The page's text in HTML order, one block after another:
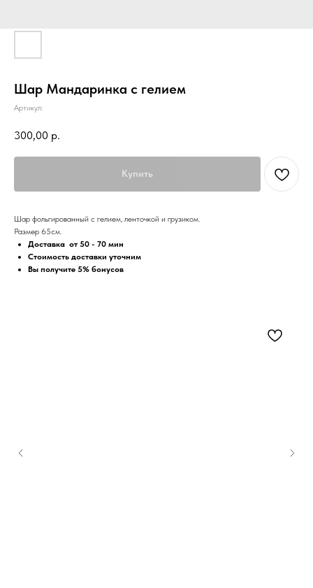
Шар Мандаринка с гелием
Артикул:
300,00 р.
Купить
Шар фольгированный с гелием, ленточкой и грузиком.
Размер 65см.
Доставка от 50 - 70 мин
Стоимость доставки уточним
Вы получите 5% бонусов